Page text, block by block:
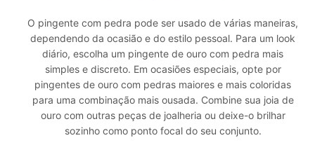
O pingente com pedra pode ser usado de várias maneiras,
dependendo da ocasião e do estilo pessoal. Para um look
diário, escolha um pingente de ouro com pedra mais
simples e discreto. Em ocasiões especiais, opte por
pingentes de ouro com pedras maiores e mais coloridas
para uma combinação mais ousada. Combine sua joia de
ouro com outras peças de joalheria ou deixe-o brilhar
sozinho como ponto focal do seu conjunto.